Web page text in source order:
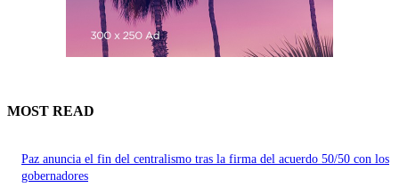
MOST READ
Paz anuncia el fin del centralismo tras la firma del acuerdo 50/50 con los
gobernadores